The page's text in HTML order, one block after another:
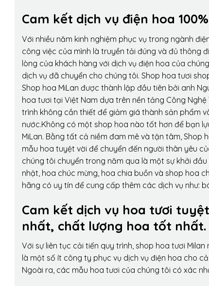
Cam kết dịch vụ điện hoa
Với nhiều năm kinh nghiệm phục vụ trong ngành
công việc của mình là truyền tải đúng và đủ thông
lòng của khách hàng với dịch vụ điện hoa của
dịch vụ đã chuyển cho chúng tôi. Shop hoa tươi
Shop hoa MiLan được thành lập đầu tiên bởi anh
hoa tươi tại Việt Nam dựa trên nền tảng Công
trình không cần thiết để giảm giá thành sản phẩm
nước.Không có một shop hoa nào tốt hơn để bạn
MiLan. Bằng tất cả niềm đam mê và tận tâm, Shop
mẫu hoa tuyệt vời để chuyển đến người thân yêu
chúng tôi chuyển trong năm qua là một sự khởi
nhật, hoa chúc mừng, hoa chia buồn và shop hoa
hãng có uy tín để cung cấp thêm các dịch vụ như:
Cam kết dịch vụ hoa tươi
nhất, chất lượng hoa tốt nhất.
Với sự liên tục cải tiến quy trình, shop hoa tươi Milan
là một số ít công ty phục vụ dịch vụ điện hoa cho
Ngoài ra, các mẫu hoa tươi của chúng tôi có xác